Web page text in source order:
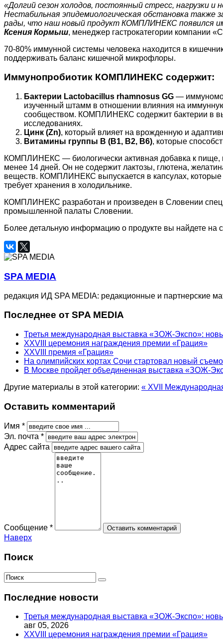
«Долгий сезон холодов, постоянный стресс, нагрузки
Нестабильная эпидемиологическая обстановка
рады, что наш новый продукт КОМПЛИНЕКС появился
Ксения Кормыш, менеджер гастрокатегории компании
70-80% иммунной системы человека находится в
поддерживать баланс кишечной микрофлоры.
Иммунопробиотик КОМПЛИНЕКС содержит:
Бактерии Lactobacillus rhamnosus GG —
изученный штамм в отношении влияния на
сообществом. КОМПЛИНЕКС содержит бактерии в
исследованиях.
Цинк (Zn), который влияет на врожденную и
Витамины группы В (В1, В2, В6), которые
КОМПЛИНЕКС — биологически активная добавка к пище,
менее 14 дней. Он не содержит лактозы, глютена,
веществ. КОМПЛИНЕКС выпускается в капсулах, которые
требует хранения в холодильнике.
КОМПЛИНЕКС разработан и произведен в Словении
промышленной палаты Словении.
Более детальную информацию о продукте вы найдете на
SPA MEDIA
редакция ИД SPA MEDIA: редакционные и партнерские
Последнее от SPA MEDIA
Третья международная выставка «ЗОЖ-Экспо»:
XXVIII церемония награждения премии «Грация»
XXVIII премия «Грация»
На олимпийских кортах Сочи стартовал новый
В Москве пройдет объединенная выставка «ЗОЖ-
Другие материалы в этой категории: « XVII
Оставить комментарий
Имя *
Эл. почта *
Адрес сайта
Сообщение *
Наверх
Поиск
Последние новости
Третья международная выставка «ЗОЖ-Экспо»:
авг 05, 2026
XXVIII церемония награждения премии «Грация»